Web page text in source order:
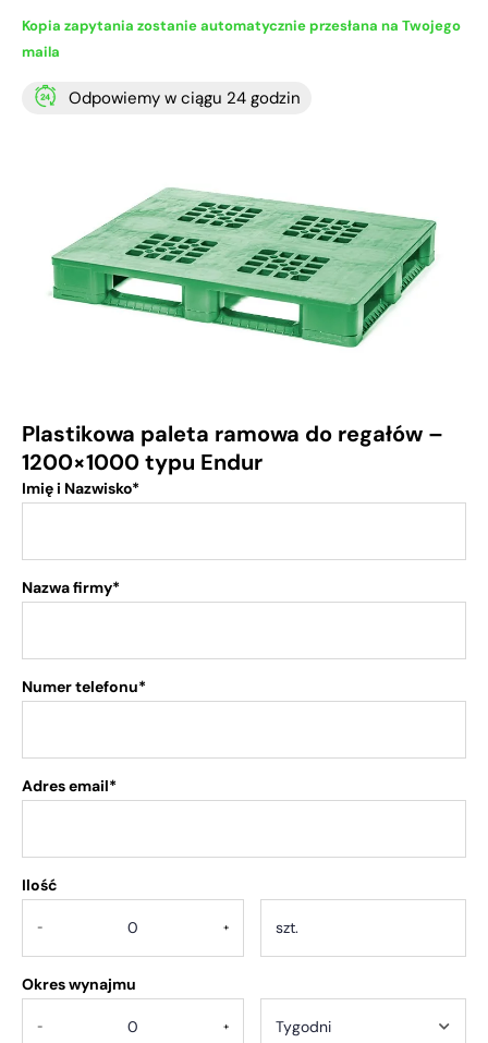
Kopia zapytania zostanie automatycznie przesłana na Twojego
maila
Odpowiemy w ciągu 24 godzin
Plastikowa paleta ramowa do regałów –
1200×1000 typu Endur
Imię i Nazwisko*
Nazwa firmy*
Numer telefonu*
Adres email*
Ilość
- +
Okres wynajmu
- +